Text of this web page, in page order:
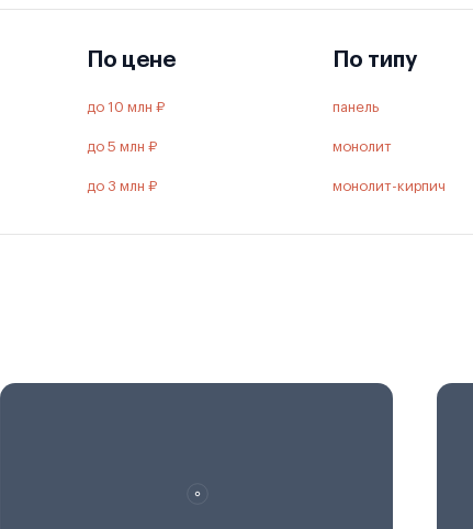
По цене
до 10 млн ₽
до 5 млн ₽
до 3 млн ₽
По типу
панель
монолит
монолит-кирпич